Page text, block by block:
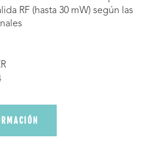
RF (hasta 30 mW) según las